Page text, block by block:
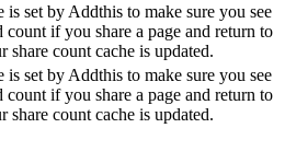
is set by Addthis to make sure you see
count if you share a page and return to
share count cache is updated.
is set by Addthis to make sure you see
count if you share a page and return to
share count cache is updated.